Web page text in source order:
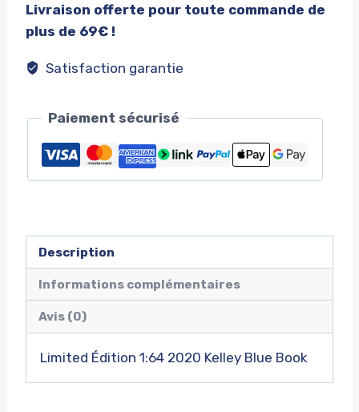
#9
Livraison offerte pour toute commande de
plus de 69€ !
Satisfaction garantie
Paiement sécurisé
Description
Informations complémentaires
Avis (0)
Limited Édition 1:64 2020 Kelley Blue Book